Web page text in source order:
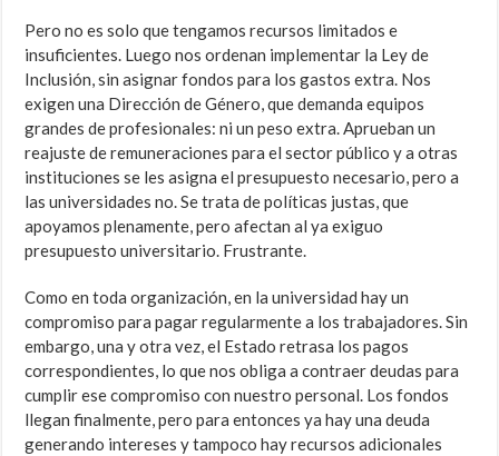
Pero no es solo que tengamos recursos limitados e
insuficientes. Luego nos ordenan implementar la Ley de
Inclusión, sin asignar fondos para los gastos extra. Nos
exigen una Dirección de Género, que demanda equipos
grandes de profesionales: ni un peso extra. Aprueban un
reajuste de remuneraciones para el sector público y a otras
instituciones se les asigna el presupuesto necesario, pero a
las universidades no. Se trata de políticas justas, que
apoyamos plenamente, pero afectan al ya exiguo
presupuesto universitario. Frustrante.
Como en toda organización, en la universidad hay un
compromiso para pagar regularmente a los trabajadores. Sin
embargo, una y otra vez, el Estado retrasa los pagos
correspondientes, lo que nos obliga a contraer deudas para
cumplir ese compromiso con nuestro personal. Los fondos
llegan finalmente, pero para entonces ya hay una deuda
generando intereses y tampoco hay recursos adicionales